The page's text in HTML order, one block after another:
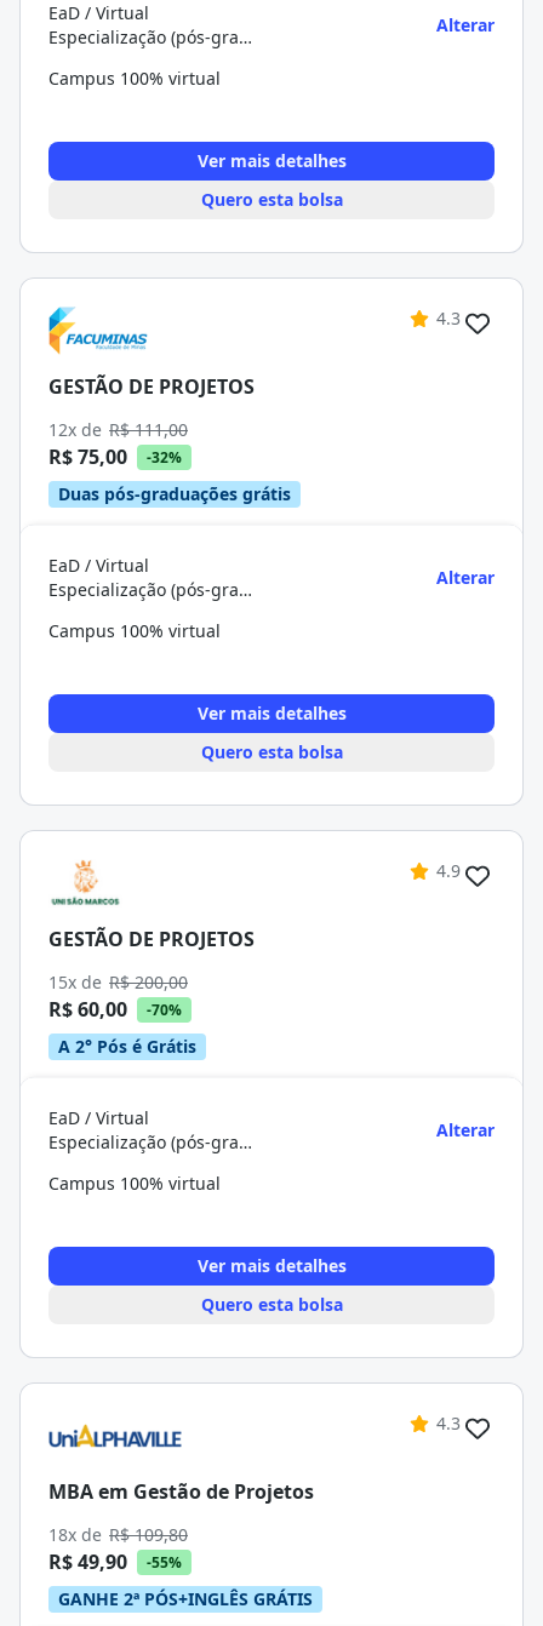
EaD / Virtual
Especialização (pós-graduação)
Alterar
Campus 100% virtual
Ver mais detalhes
Quero esta bolsa
4.3
GESTÃO DE PROJETOS
12x de R$ 111,00
R$ 75,00 -32%
Duas pós-graduações grátis
EaD / Virtual
Especialização (pós-graduação)
Alterar
Campus 100% virtual
Ver mais detalhes
Quero esta bolsa
4.9
GESTÃO DE PROJETOS
15x de R$ 200,00
R$ 60,00 -70%
A 2° Pós é Grátis
EaD / Virtual
Especialização (pós-graduação)
Alterar
Campus 100% virtual
Ver mais detalhes
Quero esta bolsa
4.3
MBA em Gestão de Projetos
18x de R$ 109,80
R$ 49,90 -55%
GANHE 2ª PÓS+INGLÊS GRÁTIS